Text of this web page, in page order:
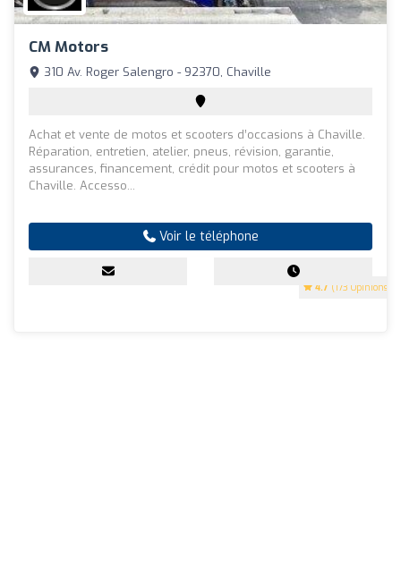
CM Motors
4.7 (173 Opinions)
310 Av. Roger Salengro - 92370, Chaville
Achat et vente de motos et scooters d’occasions à Chaville.
Réparation, entretien, atelier, pneus, révision, garantie,
assurances, financement, crédit pour motos et scooters à
Chaville. Accesso...
Voir le téléphone